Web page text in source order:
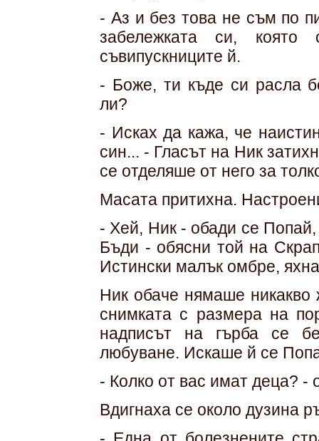
- Аз и без това не съм по
забележката си,
съвипускниците й.
- Боже, ти къде си расла
ли?
- Исках да кажа, че
син... - Гласът на Ник
се отделяше от него за
Масата притихна.
- Хей, Ник - обади се
Бъди - обясни той на
Истински малък омбре,
Ник обаче нямаше никакво
снимката с размера на
надписът на гърба се
любуване. Искаше й се
- Колко от вас имат деца? -
Вдигнаха се около дузина